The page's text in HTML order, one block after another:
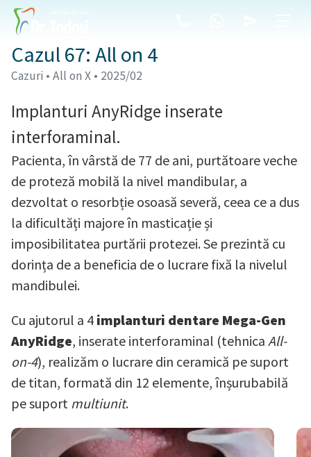
Cazul 67: All on 4
Cazuri • All on X • 2025/02
Implanturi AnyRidge inserate
interforaminal.
Pacienta, în vârstă de 77 de ani, purtătoare veche
de proteză mobilă la nivel mandibular, a
dezvoltat o resorbție osoasă severă, ceea ce a dus
la dificultăți majore în masticație și
imposibilitatea purtării protezei. Se prezintă cu
dorința de a beneficia de o lucrare fixă la nivelul
mandibulei.
Cu ajutorul a 4 implanturi dentare Mega-Gen
AnyRidge, inserate interforaminal (tehnica All-
on-4), realizăm o lucrare din ceramică pe suport
de titan, formată din 12 elemente, înșurubabilă
pe suport multiunit.